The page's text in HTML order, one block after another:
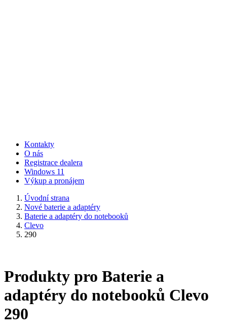
Kontakty
O nás
Registrace dealera
Windows 11
Výkup a pronájem
Úvodní strana
Nové baterie a adaptéry
Baterie a adaptéry do notebooků
Clevo
290
Produkty pro Baterie a
adaptéry do notebooků Clevo
290